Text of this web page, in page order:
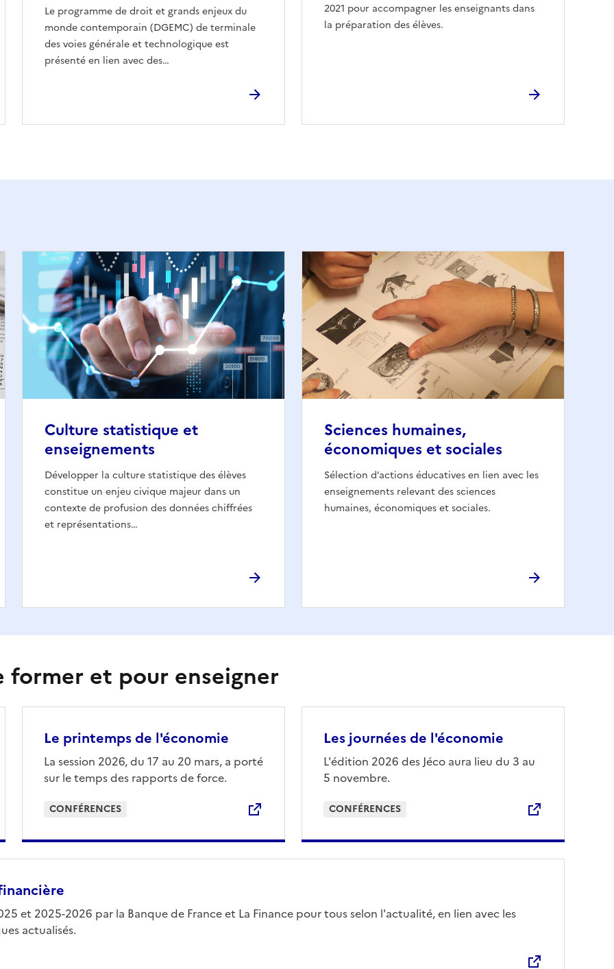
Le programme de droit et grands enjeux du
monde contemporain (DGEMC) de terminale
des voies générale et technologique est
présenté en lien avec des…
2021 pour accompagner les enseignants dans
la préparation des élèves.
Culture statistique et
enseignements
Développer la culture statistique des élèves
constitue un enjeu civique majeur dans un
contexte de profusion des données chiffrées
et représentations…
Sciences humaines,
économiques et sociales
Sélection d’actions éducatives en lien avec les
enseignements relevant des sciences
humaines, économiques et sociales.
former et pour enseigner
Le printemps de l'économie
La session 2026, du 17 au 20 mars, a porté
sur le temps des rapports de force.
CONFÉRENCES
Les journées de l'économie
L'édition 2026 des Jéco aura lieu du 3 au
5 novembre.
CONFÉRENCES
et 2025-2026 par la Banque de France et La Finance pour tous selon l'actualité, en lien avec les
actualisés.